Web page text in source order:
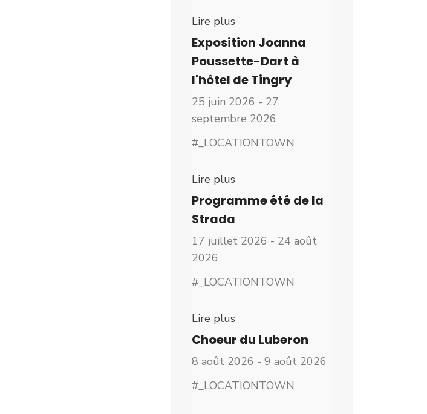
Lire plus
Exposition Joanna
Poussette-Dart à
l'hôtel de Tingry
25 juin 2026 - 27
septembre 2026
#_LOCATIONTOWN
Lire plus
Programme été de la
Strada
17 juillet 2026 - 24 août
2026
#_LOCATIONTOWN
Lire plus
Choeur du Luberon
8 août 2026 - 9 août 2026
#_LOCATIONTOWN